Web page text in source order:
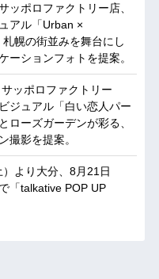
ッポロファクトリー店、
アル「Urban ×
幌の街並みを舞台にし
ーションフォトを提案。
ッポロファクトリー
ジュアル「白い恋人パー
ローズガーデンが彩る、
撮影を提案。
より大分、8月21日
「talkative POP UP